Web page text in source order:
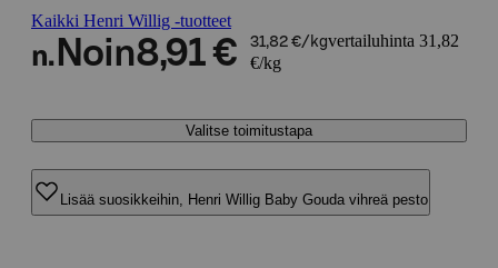
Kaikki Henri Willig -tuotteet
n. Noin8,91 € 31,82 €/kgvertailuhinta 31,82
€/kg
Valitse toimitustapa
Lisää suosikkeihin, Henri Willig Baby Gouda vihreä pesto